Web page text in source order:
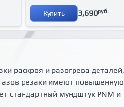
Купить 3,690руб.
раскроя и разогрева деталей,
резаки имеют повышенную
стандартный мундштук PNM и